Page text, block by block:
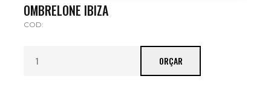
OMBRELONE IBIZA
COD:
ORÇAR